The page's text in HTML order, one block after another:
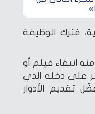
فترك الوظيفة
انتقاء فيلم أو
على دخله الذي
تقديم الأدوار